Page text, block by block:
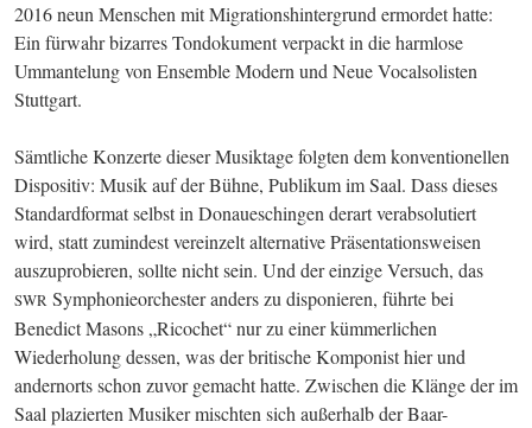
2016 neun Menschen mit Mi­grations­hinter­grund ermordet hatte:
Ein fürwahr bizarres Tondokument verpackt in die harmlose
Ummantelung von Ensemble Modern und Neue Vocalsolisten
Stuttgart.
Sämtliche Konzerte dieser Musiktage folgten dem konventionellen
Dispositiv: Musik auf der Bühne, Publikum im Saal. Dass dieses
Standardformat selbst in Donaueschingen derart verabsolutiert
wird, statt zumindest vereinzelt alternative Präsentationsweisen
SWR Symphonieorchester anders zu disponieren, führte bei
Benedict Masons „Ricochet“ nur zu einer kümmerlichen
Wiederholung dessen, was der britische Komponist hier und
andernorts schon zu­vor gemacht hatte. Zwischen die Klänge der im
Saal plazierten Musiker mischten sich außerhalb der Baar-